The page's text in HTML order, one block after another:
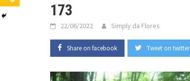
173
22/06/2022 Simply da Flores
Share on facebook Tweet on twitter